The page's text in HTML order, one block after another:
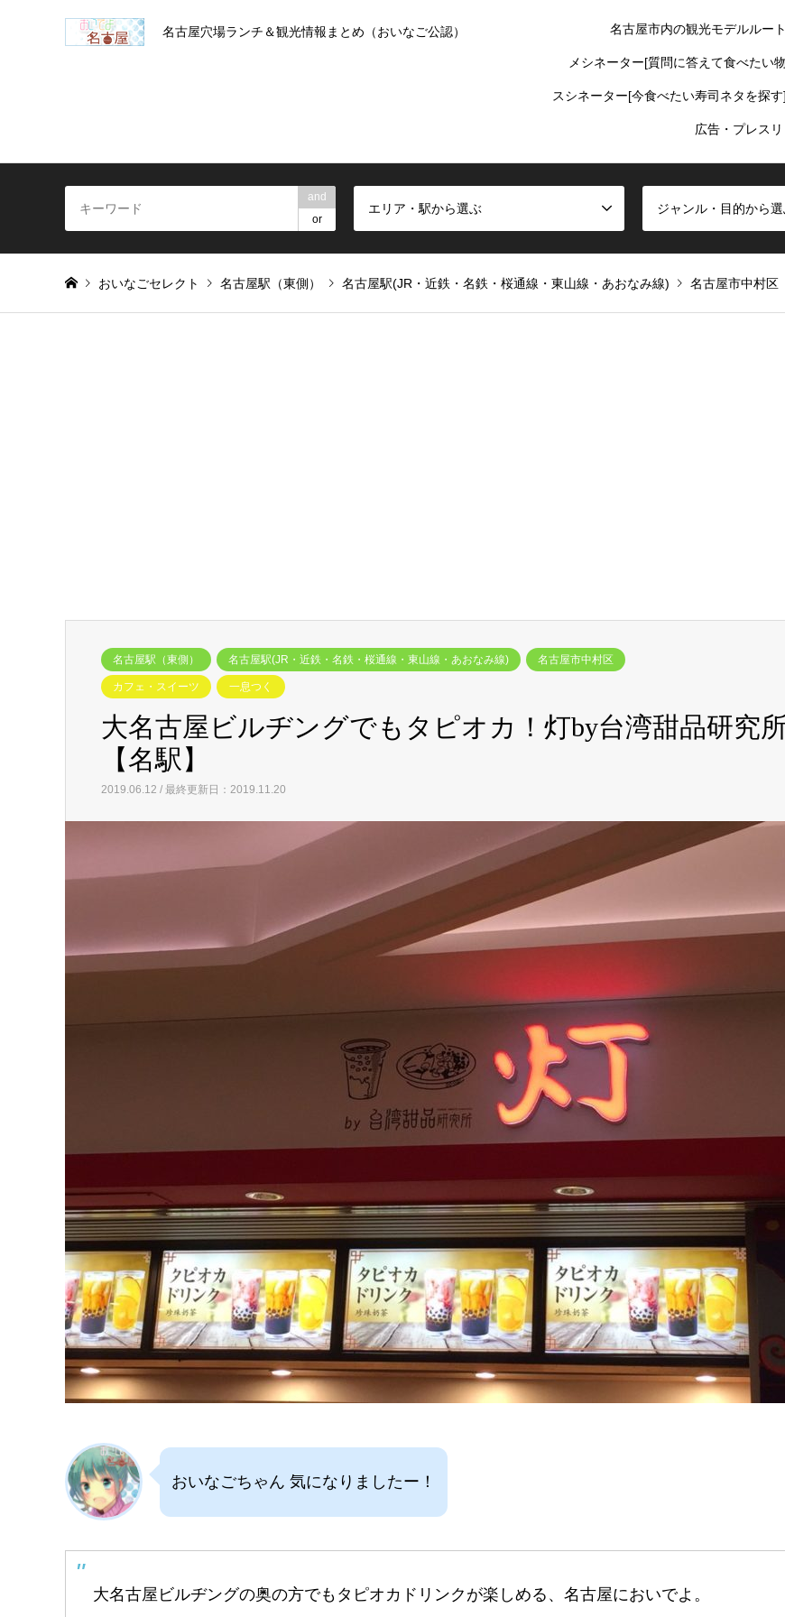
名古屋穴場ランチ＆観光情報まとめ（おいなご公認） 名古屋市内の観光モデルルー
メシネーター[質問に答えて食べたい
スシネーター[今食べたい寿司ネタを探す]
広告・プレス
and
or
エリア・駅から選ぶ ジャンル・目的から選
おいなごセレクト 名古屋駅（東側） 名古屋駅(JR・近鉄・名鉄・桜通線・東山線・あおなみ線) 名古屋市中村区
名古屋駅（東側） 名古屋駅(JR・近鉄・名鉄・桜通線・東山線・あおなみ線) 名古屋市中村区
カフェ・スイーツ 一息つく
大名古屋ビルヂングでもタピオカ！灯by台湾甜品研究
【名駅】
2019.06.12 / 最終更新日：2019.11.20
おいなごちゃん 気になりましたー！
大名古屋ビルヂングの奥の方でもタピオカドリンクが楽しめる、名古屋においでよ。